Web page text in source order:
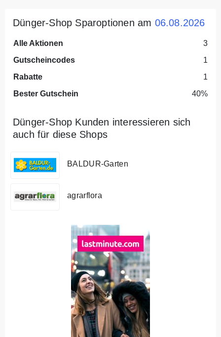
Dünger-Shop Sparoptionen am 06.08.2026
Alle Aktionen
3
Gutscheincodes
1
Rabatte
1
Bester Gutschein
40%
Dünger-Shop Kunden interessieren sich
auch für diese Shops
BALDUR-Garten
agrarflora